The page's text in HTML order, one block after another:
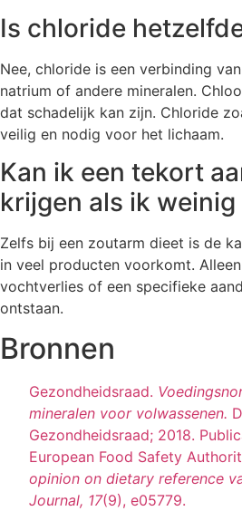
Is chloride
Nee, chloride is een verbinding
natrium of andere mineralen.
dat schadelijk kan zijn. Chloride
veilig en nodig voor het lichaam.
Kan ik een tekort
krijgen als ik
Zelfs bij een zoutarm dieet is de
in veel producten voorkomt.
vochtverlies of een specifieke
ontstaan.
Bronnen
Gezondheidsraad.
mineralen voor volwassenen.
Gezondheidsraad; 2018.
European Food Safety
opinion on dietary reference
Journal, 17(9), e05779.